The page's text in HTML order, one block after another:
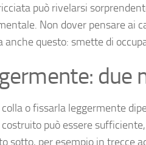
può rivelarsi
Non dover pensare ai
questo: smette di
due
o fissarla leggermente
può essere
sotto, per esempio in trecce